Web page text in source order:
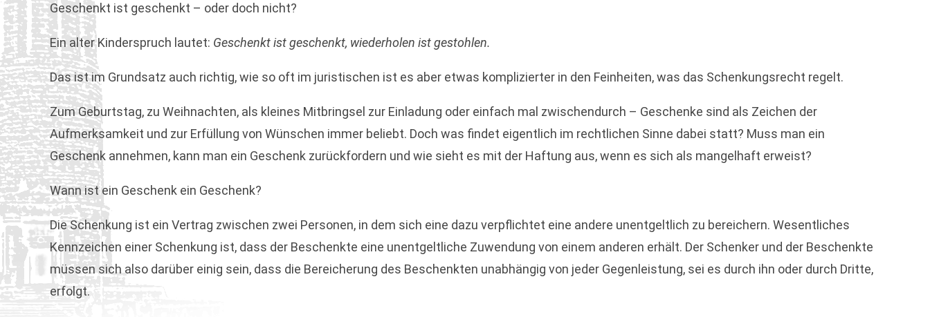
Geschenkt ist geschenkt – oder doch nicht?
Ein alter Kinderspruch lautet: Geschenkt ist geschenkt, wiederholen ist gestohlen.
Das ist im Grundsatz auch richtig, wie so oft im juristischen ist es aber etwas komplizierter in den Feinheiten, was das Schenkungsrecht regelt.
Zum Geburtstag, zu Weihnachten, als kleines Mitbringsel zur Einladung oder einfach mal zwischendurch – Geschenke sind als Zeichen der
Aufmerksamkeit und zur Erfüllung von Wünschen immer beliebt. Doch was findet eigentlich im rechtlichen Sinne dabei statt? Muss man ein
Geschenk annehmen, kann man ein Geschenk zurückfordern und wie sieht es mit der Haftung aus, wenn es sich als mangelhaft erweist?
Wann ist ein Geschenk ein Geschenk?
Die Schenkung ist ein Vertrag zwischen zwei Personen, in dem sich eine dazu verpflichtet eine andere unentgeltlich zu bereichern. Wesentliches
Kennzeichen einer Schenkung ist, dass der Beschenkte eine unentgeltliche Zuwendung von einem anderen erhält. Der Schenker und der Beschenkte
müssen sich also darüber einig sein, dass die Bereicherung des Beschenkten unabhängig von jeder Gegenleistung, sei es durch ihn oder durch Dritte,
erfolgt.